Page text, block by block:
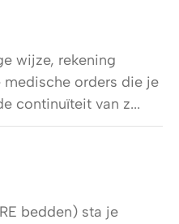
wijze, rekening
orders die je
continuïteit van z...
bedden) sta je